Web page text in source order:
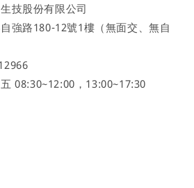
技股份有限公司
強路180-12號1樓（無面交、無自
08:30~12:00，13:00~17:30